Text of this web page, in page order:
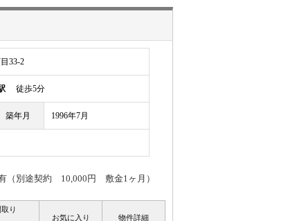
33-2
徒歩5分
築年月 1996年7月
（別途契約 10,000円 敷金1ヶ月）
り
お気に入り
物件詳細